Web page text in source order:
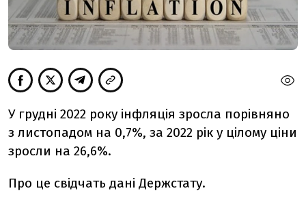
У грудні 2022 року інфляція зросла порівняно
з листопадом на 0,7%, за 2022 рік у цілому ціни
зросли на 26,6%.
Про це свідчать дані Держстату.